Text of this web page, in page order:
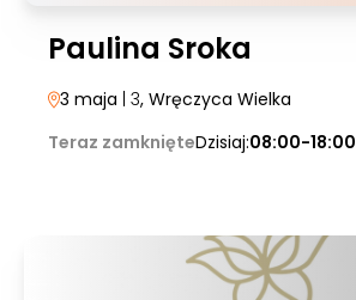
Paulina Sroka
3 maja | 3, Wręczyca Wielka
Teraz zamknięteDzisiaj:08:00-18:00